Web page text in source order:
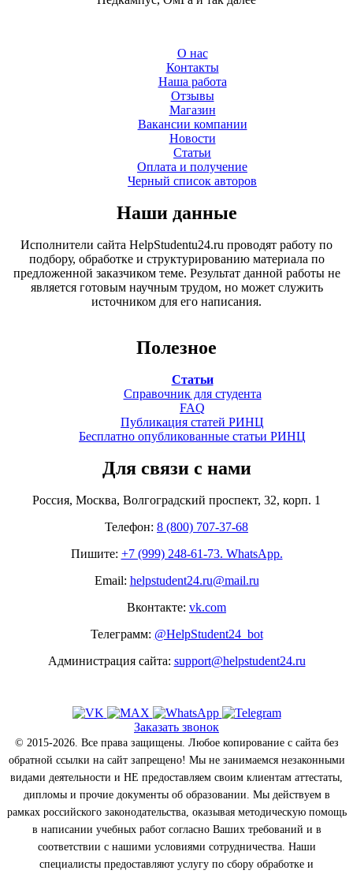
О нас
Контакты
Наша работа
Отзывы
Магазин
Вакансии компании
Новости
Статьи
Оплата и получение
Черный список авторов
Наши данные
Исполнители сайта HelpStudentu24.ru проводят работу по
подбору, обработке и структурированию материала по
предложенной заказчиком теме. Результат данной работы не
является готовым научным трудом, но может служить
источником для его написания.
Полезное
Статьи
Справочник для студента
FAQ
Публикация статей РИНЦ
Бесплатно опубликованные статьи РИНЦ
Для связи с нами
Россия, Москва, Волгоградский проспект, 32, корп. 1
Телефон: 8 (800) 707-37-68
Пишите: +7 (999) 248-61-73. WhatsApp.
Email: helpstudent24.ru@mail.ru
Вконтакте: vk.com
Телеграмм: @HelpStudent24_bot
Администрация сайта: support@helpstudent24.ru
Заказать звонок
© 2015-2026. Все права защищены. Любое копирование с сайта без
обратной ссылки на сайт запрещено! Мы не занимаемся незаконными
видами деятельности и НЕ предоставляем своим клиентам аттестаты,
дипломы и прочие документы об образовании. Мы действуем в
рамках российского законодательства, оказывая методическую помощь
в написании учебных работ согласно Ваших требований и в
соответствии с нашими условиями сотрудничества. Наши
специалисты предоставляют услугу по сбору обработке и